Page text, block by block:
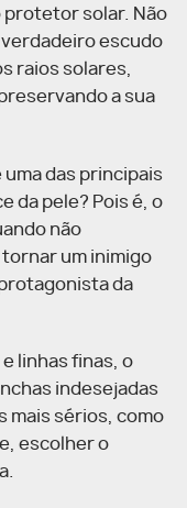
protetor solar. Não
verdadeiro escudo
raios solares,
a sua
uma das principais
da pele? Pois é, o
não
um inimigo
da
linhas finas, o
indesejadas
mais sérios, como
escolher o